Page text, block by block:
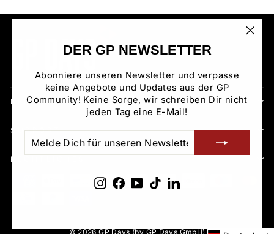
DER GP NEWSLETTER
Abonniere unseren Newsletter und verpasse
keine Angebote und Updates aus der GP
Community! Keine Sorge, wir schreiben Dir nicht
jeden Tag eine E-Mail!
DICH
FÜR
Instagram
Facebook
YouTube
TikTokLinkedIn
BEREICHE
SUPPORT
RECHTLICHES
© 2026 GP Days (by GP Days GmbH)